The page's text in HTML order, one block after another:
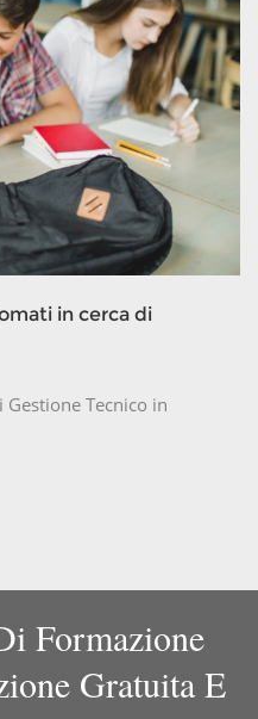
in cerca di
Tecnico in
Formazione
Gratuita E